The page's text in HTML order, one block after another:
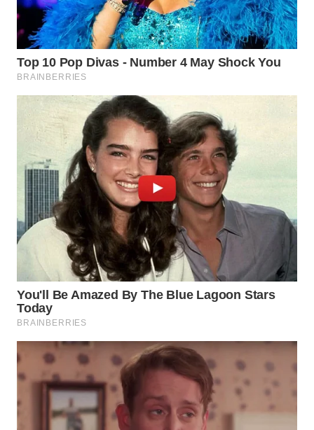
WN
NATUNA
WN
BINTAN
WN
MANDALIKA
WN
LIKUPANG
WN
LABUANBAJO
WN
Wahana
Group
WAHANA
NEWS